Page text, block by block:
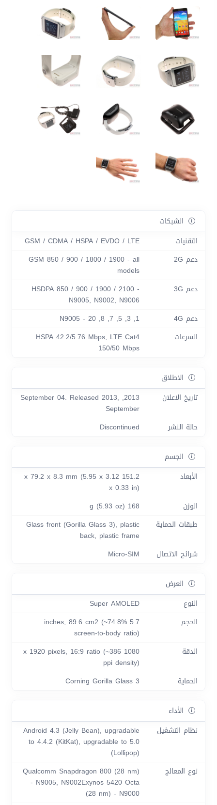
الشبكات
التقنيات
GSM / CDMA / HSPA / EVDO / LTE
دعم 2G
GSM 850 / 900 / 1800 / 1900 - all
models
دعم 3G
HSDPA 850 / 900 / 1900 / 2100 -
N9005, N9002, N9006
دعم 4G
1, 3, 5, 7, 8, 20 - N9005
السرعات
HSPA 42.2/5.76 Mbps, LTE Cat4
150/50 Mbps
الاطلاق
تاريخ الاعلان
2013, September 04. Released 2013,
September
حالة النشر
Discontinued
الجسم
الأبعاد
151.2 x 79.2 x 8.3 mm (5.95 x 3.12
x 0.33 in)
الوزن
168 g (5.93 oz)
طبقات الحماية
Glass front (Gorilla Glass 3), plastic
back, plastic frame
شرائح الاتصال
Micro-SIM
العرض
النوع
Super AMOLED
الحجم
5.7 inches, 89.6 cm2 (~74.8%
screen-to-body ratio)
الدقة
1080 x 1920 pixels, 16:9 ratio (~386
ppi density)
الحماية
Corning Gorilla Glass 3
الأداء
نظام التشغيل
Android 4.3 (Jelly Bean), upgradable
to 4.4.2 (KitKat), upgradable to 5.0
(Lollipop)
نوع المعالج
Qualcomm Snapdragon 800 (28 nm)
- N9005, N9002Exynos 5420 Octa
(28 nm) - N9000